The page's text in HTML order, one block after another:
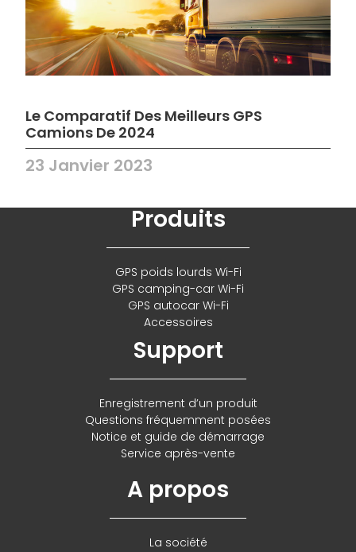
Le Comparatif Des Meilleurs GPS
Camions De 2024
23 Janvier 2023
Produits
GPS poids lourds Wi-Fi
GPS camping-car Wi-Fi
GPS autocar Wi-Fi
Accessoires
Support
Enregistrement d’un produit
Questions fréquemment posées
Notice et guide de démarrage
Service après-vente
A propos
La société